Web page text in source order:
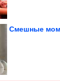
Смешные